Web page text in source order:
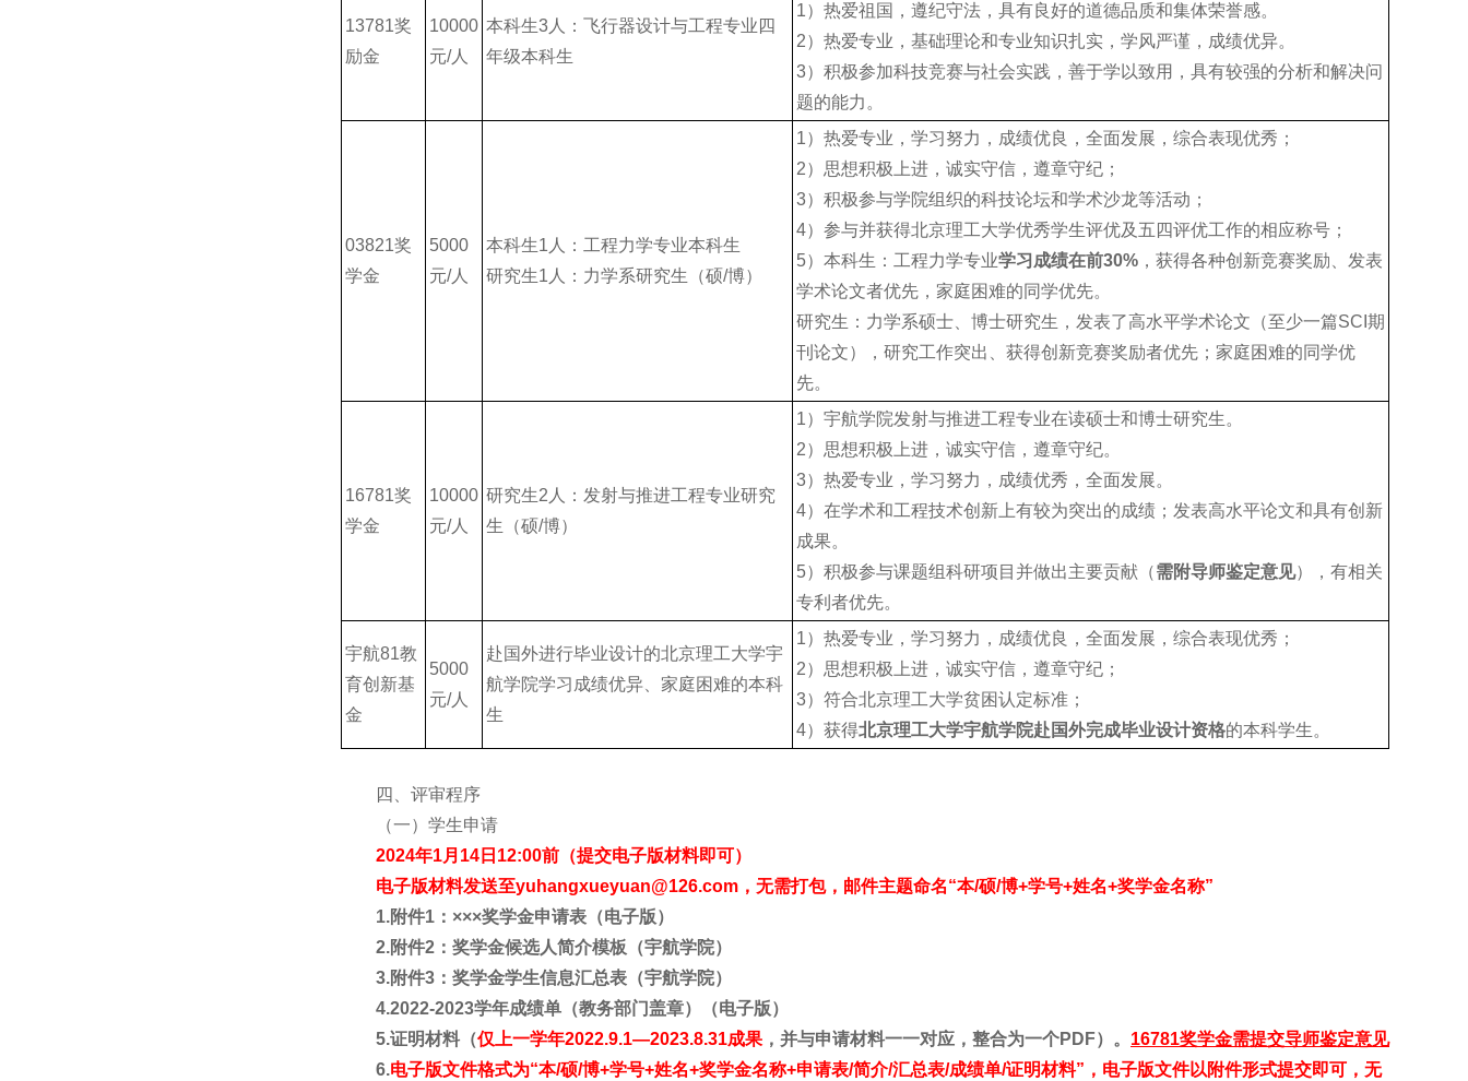
13781奖
励金
10000
元/人
本科生3人：飞行器设计与工程专业四
年级本科生
1）热爱祖国，遵纪守法，具有良好的道德品质和集体荣誉感。
2）热爱专业，基础理论和专业知识扎实，学风严谨，成绩优异。
3）积极参加科技竞赛与社会实践，善于学以致用，具有较强的分析和解决问
题的能力。
03821奖
学金
5000
元/人
本科生1人：工程力学专业本科生
研究生1人：力学系研究生（硕/博）
1）热爱专业，学习努力，成绩优良，全面发展，综合表现优秀；
2）思想积极上进，诚实守信，遵章守纪；
3）积极参与学院组织的科技论坛和学术沙龙等活动；
4）参与并获得北京理工大学优秀学生评优及五四评优工作的相应称号；
5）本科生：工程力学专业学习成绩在前30% ，获得各种创新竞赛奖励、发表
学术论文者优先，家庭困难的同学优先。
研究生：力学系硕士、博士研究生，发表了高水平学术论文（至少一篇SCI期
刊论文），研究工作突出、获得创新竞赛奖励者优先；家庭困难的同学优
先。
16781奖
学金
10000
元/人
研究生2人：发射与推进工程专业研究
生（硕/博）
1）宇航学院发射与推进工程专业在读硕士和博士研究生。
2）思想积极上进，诚实守信，遵章守纪。
3）热爱专业，学习努力，成绩优秀，全面发展。
4）在学术和工程技术创新上有较为突出的成绩；发表高水平论文和具有创新
成果。
5）积极参与课题组科研项目并做出主要贡献（需附导师鉴定意见），有相关
专利者优先。
宇航81教
育创新基
金
5000
元/人
赴国外进行毕业设计的北京理工大学宇
航学院学习成绩优异、家庭困难的本科
生
1）热爱专业，学习努力，成绩优良，全面发展，综合表现优秀；
2）思想积极上进，诚实守信，遵章守纪；
3）符合北京理工大学贫困认定标准；
4）获得北京理工大学宇航学院赴国外完成毕业设计资格的本科学生。
四、评审程序
（一）学生申请
2024年1月14 日12:00前（提交电子版材料即可）
电子版材料发送至yuhangxueyuan@126.com ，无需打包，邮件主题命名“本/硕/博+学号+姓名+奖学金名称”
1.附件1 ：×××奖学金申请表（电子版）
2.附件2 ：奖学金候选人简介模板（宇航学院）
3.附件3 ：奖学金学生信息汇总表（宇航学院）
4.2022-2023学年成绩单（教务部门盖章）（电子版）
5.证明材料（仅上一学年2022.9.1—2023.8.31成果 ，并与申请材料一一对应，整合为一个PDF）。 16781奖学金需提交导师鉴定意见
6.电子版文件格式为“本/硕/博+学号+姓名+奖学金名称+申请表/简介/汇总表/成绩单/证明材料”， 电子版文件以附件形式提交即可，无